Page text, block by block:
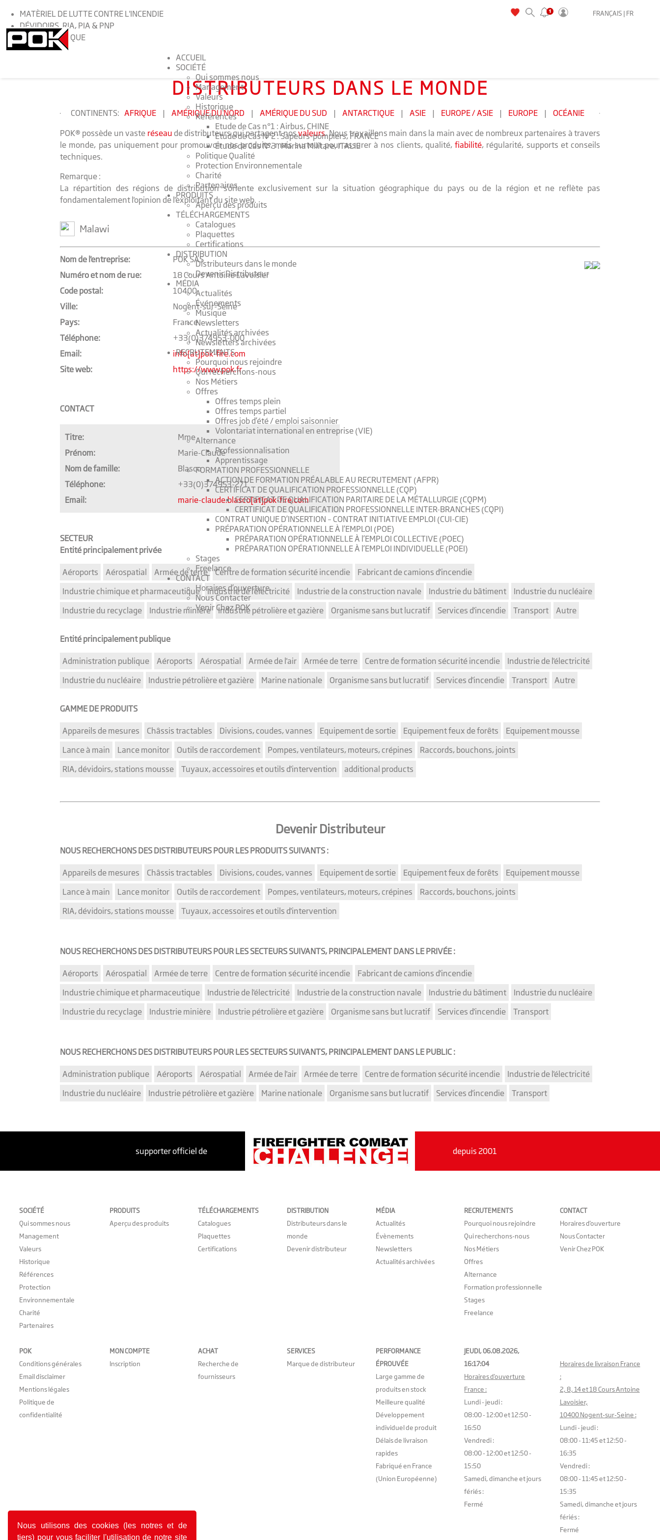
Nous utilisons des cookies (les notres et de
tiers) pour vous faciliter l'utilisation de notre site
MATÈRIEL DE LUTTE CONTRE L'INCENDIE
DÉVIDOIRS, RIA, PIA & PNP
GÉNIE MÉCANIQUE
ACCUEIL
SOCIÉTÉ
Qui sommes nous
Management
Valeurs
Historique
Références
Etude de Cas n°1 : Airbus, CHINE
Etude de Cas N°2 : Sapeurs-pompiers, FRANCE
Etude de Cas N°3 : Marina Militare, ITALIE
Politique Qualité
Protection Environnementale
Charité
Partenaires
PRODUITS
Aperçu des produits
TÉLÉCHARGEMENTS
Catalogues
Plaquettes
Certifications
DISTRIBUTION
Distributeurs dans le monde
Devenir Distributeur
MÉDIA
Actualités
Événements
Musique
Newsletters
Actualités archivées
Newsletters archivées
RECRUTEMENTS
Pourquoi nous rejoindre
Qui recherchons-nous
Nos Métiers
Offres
Offres temps plein
Offres temps partiel
Offres job d’été / emploi saisonnier
Volontariat international en entreprise (VIE)
Alternance
Professionnalisation
Apprentissage
FORMATION PROFESSIONNELLE
ACTION DE FORMATION PRÉALABLE AU RECRUTEMENT (AFPR)
CERTIFICAT DE QUALIFICATION PROFESSIONNELLE (CQP)
CERTIFICAT DE QUALIFICATION PARITAIRE DE LA MÉTALLURGIE (CQPM)
CERTIFICAT DE QUALIFICATION PROFESSIONNELLE INTER-BRANCHES (CQPI)
CONTRAT UNIQUE D’INSERTION – CONTRAT INITIATIVE EMPLOI (CUI-CIE)
PRÉPARATION OPÉRATIONNELLE À l’EMPLOI (POE)
PRÉPARATION OPÉRATIONNELLE À l’EMPLOI COLLECTIVE (POEC)
PRÉPARATION OPÉRATIONNELLE À l’EMPLOI INDIVIDUELLE (POEI)
Stages
Freelance
CONTACT
Horaires d’ouverture
Nous Contacter
Venir Chez POK
FRANÇAIS | FR
DISTRIBUTEURS DANS LE MONDE
CONTINENTS: AFRIQUE | AMÉRIQUE DU NORD | AMÉRIQUE DU SUD | ANTARCTIQUE | ASIE | EUROPE / ASIE | EUROPE | OCÉANIE
POK® possède un vaste réseau de distributeurs qui partagent nosvaleurs. Nous travaillons main dans la main avec de nombreux partenaires à travers
le monde, pas uniquement pour promouvoir nos produits, mais surtout pour assurer à nos clients, qualité, fiabilité, régularité, supports et conseils
techniques.
Remarque :
La répartition des régions de distribution s'oriente exclusivement sur la situation géographique du pays ou de la région et ne reflète pas
fondamentalement l'opinion de l'exploitant du site web.
Malawi
Nom de l'entreprise:
POK SAS
Numéro et nom de rue:
18 Cours Antoine Lavoisier
Code postal:
10400
Ville:
Nogent-sur-Seine
Pays:
France
Téléphone:
+33(0)374953-000
Email:
info[at]pok-fire.com
Site web:
https://www.pok.fr
CONTACT
Titre:
Mme
Prénom:
Marie-Claude
Nom de famille:
Blasco
Téléphone:
+33(0)374953-271
Email:
marie-claude.blasco[at]pok-fire.com
SECTEUR
Entité principalement privée
Aéroports Aérospatial Armée de terre Centre de formation sécurité incendie
Fabricant de camions d'incendie
Industrie chimique et pharmaceutique
Industrie de l'électricité Industrie de la construction navale Industrie du bâtiment
Industrie du nucléaire
Industrie du recyclage
Industrie minière Industrie pétrolière et gazière Organisme sans but lucratif Services d'incendie Transport Autre
Entité principalement publique
Administration publique Aéroports Aérospatial Armée de l'air Armée de terre Centre de formation sécurité incendie
Industrie de l'électricité
Industrie du nucléaire
Industrie pétrolière et gazière Marine nationale Organisme sans but lucratif Services d'incendie Transport Autre
GAMME DE PRODUITS
Appareils de mesures Châssis tractables Divisions, coudes, vannes Equipement de sortie Equipement feux de forêts
Equipement mousse
Lance à main
Lance monitor Outils de raccordement Pompes, ventilateurs, moteurs, crépines
Raccords, bouchons, joints
RIA, dévidoirs, stations mousse
Tuyaux, accessoires et outils d'intervention additional products
Devenir Distributeur
NOUS RECHERCHONS DES DISTRIBUTEURS POUR LES PRODUITS SUIVANTS :
Appareils de mesures Châssis tractables Divisions, coudes, vannes Equipement de sortie Equipement feux de forêts
Equipement mousse
Lance à main
Lance monitor Outils de raccordement Pompes, ventilateurs, moteurs, crépines
Raccords, bouchons, joints
RIA, dévidoirs, stations mousse
Tuyaux, accessoires et outils d'intervention
NOUS RECHERCHONS DES DISTRIBUTEURS POUR LES SECTEURS SUIVANTS, PRINCIPALEMENT DANS LE PRIVÉE :
Aéroports Aérospatial Armée de terre Centre de formation sécurité incendie
Fabricant de camions d'incendie
Industrie chimique et pharmaceutique
Industrie de l'électricité Industrie de la construction navale Industrie du bâtiment
Industrie du nucléaire
Industrie du recyclage
Industrie minière Industrie pétrolière et gazière Organisme sans but lucratif Services d'incendie Transport
NOUS RECHERCHONS DES DISTRIBUTEURS POUR LES SECTEURS SUIVANTS, PRINCIPALEMENT DANS LE PUBLIC :
Administration publique Aéroports Aérospatial Armée de l'air Armée de terre Centre de formation sécurité incendie
Industrie de l'électricité
Industrie du nucléaire
Industrie pétrolière et gazière Marine nationale Organisme sans but lucratif Services d'incendie Transport
supporter officiel de depuis 2001
SOCIÉTÉ
Qui sommes nous
Management
Valeurs
Historique
Références
Protection
Environnementale
Charité
Partenaires
PRODUITS
Aperçu des produits
TÉLÉCHARGEMENTS
Catalogues
Plaquettes
Certifications
DISTRIBUTION
Distributeurs dans le
monde
Devenir distributeur
MÉDIA
Actualités
Évènements
Newsletters
Actualités archivées
RECRUTEMENTS
Pourquoi nous rejoindre
Qui recherchons-nous
Nos Métiers
Offres
Alternance
Formation professionnelle
Stages
Freelance
CONTACT
Horaires d'ouverture
Nous Contacter
Venir Chez POK
POK
Conditions générales
Email disclaimer
Mentions légales
Politique de
confidentialité
MON COMPTE
Inscription
ACHAT
Recherche de
fournisseurs
SERVICES
Marque de distributeur
PERFORMANCE
ÉPROUVÉE
Large gamme de
produits en stock
Meilleure qualité
Développement
individuel de produit
Délais de livraison
rapides
Fabriqué en France
(Union Européenne)
JEUDI, 06.08.2026,
16:17:05
Horaires d'ouverture
France :
Lundi - jeudi :
08:00 - 12:00 et 12:50 -
16:50
Vendredi :
08:00 - 12:00 et 12:50 -
15:50
Samedi, dimanche et jours
fériés :
Fermé
Horaires de livraison France
:
2, 8, 14 et 18 Cours Antoine
Lavoisier,
10400 Nogent-sur-Seine :
Lundi - jeudi :
08:00 - 11:45 et 12:50 -
16:35
Vendredi :
08:00 - 11:45 et 12:50 -
15:35
Samedi, dimanche et jours
fériés :
Fermé